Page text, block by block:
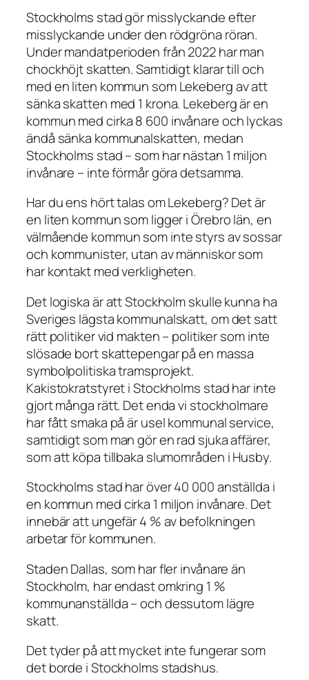
Stockholms stad gör misslyckande efter
misslyckande under den rödgröna röran.
Under mandatperioden från 2022 har man
chockhöjt skatten. Samtidigt klarar till och
med en liten kommun som Lekeberg av att
sänka skatten med 1 krona. Lekeberg är en
kommun med cirka 8 600 invånare och lyckas
ändå sänka kommunalskatten, medan
Stockholms stad – som har nästan 1 miljon
invånare – inte förmår göra detsamma.
Har du ens hört talas om Lekeberg? Det är
en liten kommun som ligger i Örebro län, en
välmående kommun som inte styrs av sossar
och kommunister, utan av människor som
har kontakt med verkligheten.
Det logiska är att Stockholm skulle kunna ha
Sveriges lägsta kommunalskatt, om det satt
rätt politiker vid makten – politiker som inte
slösade bort skattepengar på en massa
symbolpolitiska tramsprojekt.
Kakistokratstyret i Stockholms stad har inte
gjort många rätt. Det enda vi stockholmare
har fått smaka på är usel kommunal service,
samtidigt som man gör en rad sjuka affärer,
som att köpa tillbaka slumområden i Husby.
Stockholms stad har över 40 000 anställda i
en kommun med cirka 1 miljon invånare. Det
innebär att ungefär 4 % av befolkningen
arbetar för kommunen.
Staden Dallas, som har fler invånare än
Stockholm, har endast omkring 1 %
kommunanställda – och dessutom lägre
skatt.
Det tyder på att mycket inte fungerar som
det borde i Stockholms stadshus.